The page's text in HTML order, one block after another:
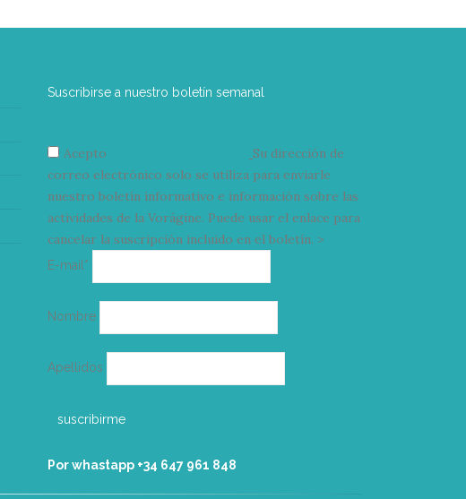
Suscribirse a nuestro boletín semanal
Acepto
Su dirección de
correo electrónico solo se utiliza para enviarle
nuestro boletín informativo e información sobre las
actividades de la Vorágine. Puede usar el enlace para
cancelar la suscripción incluido en el boletín. >
E-mail*
electrónico
Nombre
Apellidos
Por whastapp +34 ‭647 961 848‬